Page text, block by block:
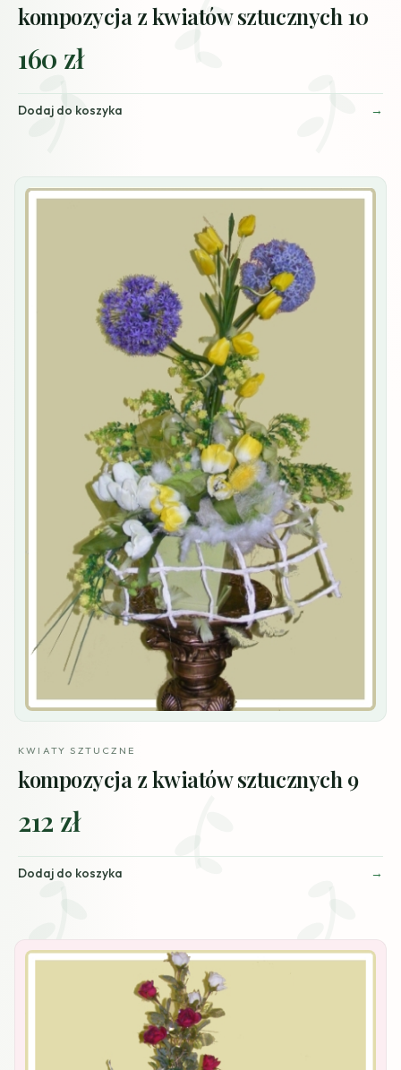
kompozycja z kwiatów sztucznych 10
160 zł
Dodaj do koszyka
KWIATY SZTUCZNE
kompozycja z kwiatów sztucznych 9
212 zł
Dodaj do koszyka